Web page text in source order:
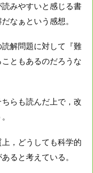
みやすいと感じる書
なぁという感想。
読解問題に対して『難
ともあるのだろうな
らも読んだ上で，改
，どうしても科学的
ると考えている。